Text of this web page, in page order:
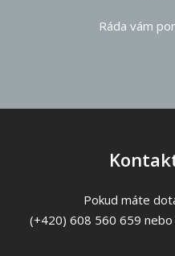
Ráda vám
Pokud máte
(+420) 608 560 659 nebo